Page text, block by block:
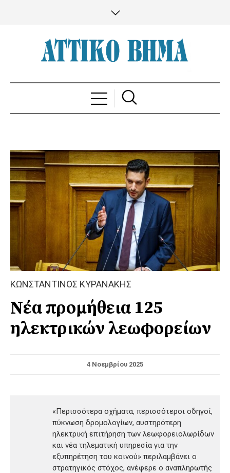
ΚΩΝΣΤΑΝΤΙΝΟΣ ΚΥΡΑΝΑΚΗΣ
Νέα προμήθεια 125
ηλεκτρικών λεωφορείων
4 Νοεμβρίου 2025
«Περισσότερα οχήματα, περισσότεροι οδηγοί,
πύκνωση δρομολογίων, αυστηρότερη
ηλεκτρική επιτήρηση των λεωφορειολωρίδων
και νέα τηλεματική υπηρεσία για την
εξυπηρέτηση του κοινού» περιλαμβάνει ο
στρατηγικός στόχος, ανέφερε ο αναπληρωτής